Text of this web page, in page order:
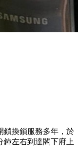
鎖換鎖服務多年，於
鐘左右到達閣下府上